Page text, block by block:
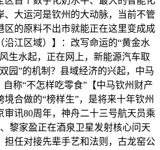
、大运河是钦州的大动脉，当前不管
区的原料不出市就能正在这里变成成
沿江区域）】：改写命运的“黄金水
生水起，正在网上，新能源汽车取
园”的机制？县域经济的兴起，中马
称“不怎样吃零食”【中马钦州财产
境合做的“榜样生”，是将来十年钦州
审讯80周年，神舟二十三号航天员乘
黎家盈正在酒泉卫星发射核心问天
担任对接先辈手艺和法则，古龙窑公